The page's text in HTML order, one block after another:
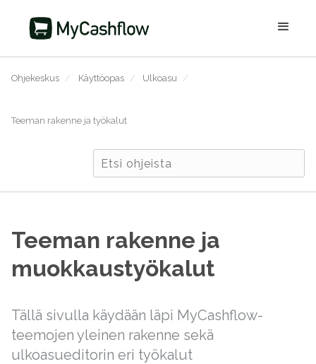
Ohjekeskus / Käyttöopas / Ulkoasu /
Teeman rakenne ja työkalut
Teeman rakenne ja
muokkaustyökalut
Tällä sivulla käydään läpi MyCashflow-
teemojen yleinen rakenne sekä
ulkoasueditorin eri työkalut